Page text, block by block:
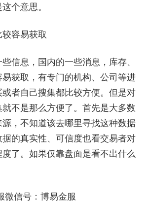
个意思。
容易获取
息，国内的一些消息，库存、
获取，有专门的机构、公司等进
者自己搜集都比较方便。但是对
不是那么方便了。首先是大多数
，不知道该去哪里寻找这种数据
的真实性、可信度也看交易者对
了。如果仅靠盘面是看不出什么
号：博易金服